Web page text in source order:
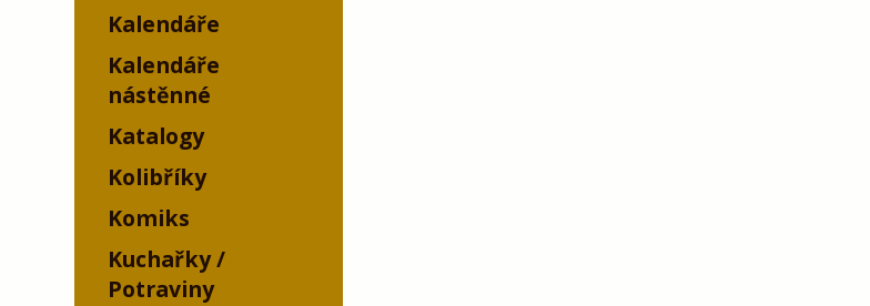
Kalendáře
Kalendáře
nástěnné
Katalogy
Kolibříky
Komiks
Kuchařky /
Potraviny